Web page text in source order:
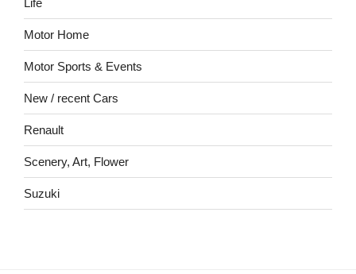
Motor Home
Motor Sports & Events
New / recent Cars
Renault
Scenery, Art, Flower
Suzuki